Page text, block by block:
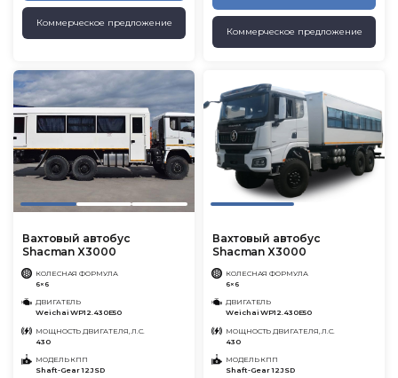
Коммерческое предложение
Коммерческое предложение
Вахтовый автобус
Shacman X3000
КОЛЕСНАЯ ФОРМУЛА
6×6
ДВИГАТЕЛЬ
Weichai WP12.430E50
МОЩНОСТЬ ДВИГАТЕЛЯ, Л.С.
430
МОДЕЛЬ КПП
Shaft-Gear 12JSD
Вахтовый автобус
Shacman X3000
КОЛЕСНАЯ ФОРМУЛА
6×6
ДВИГАТЕЛЬ
Weichai WP12.430E50
МОЩНОСТЬ ДВИГАТЕЛЯ, Л.С.
430
МОДЕЛЬ КПП
Shaft-Gear 12JSD